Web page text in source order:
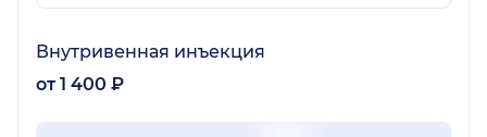
Внутривенная инъекция
от 1 400 ₽